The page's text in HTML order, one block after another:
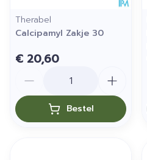
Therabel
Calcipamyl Zakje 30
€ 20,60
Bestel